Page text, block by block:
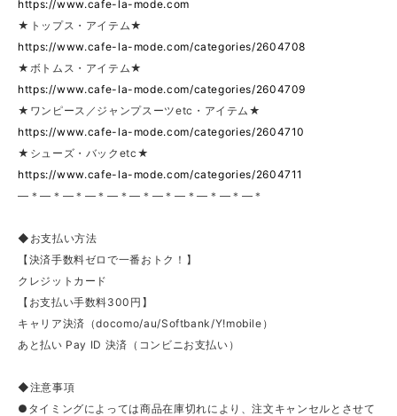
https://www.cafe-la-mode.com
★トップス・アイテム★
https://www.cafe-la-mode.com/categories/2604708
★ボトムス・アイテム★
https://www.cafe-la-mode.com/categories/2604709
★ワンピース／ジャンプスーツetc・アイテム★
https://www.cafe-la-mode.com/categories/2604710
★シューズ・バックetc★
https://www.cafe-la-mode.com/categories/2604711
—＊—＊—＊—＊—＊—＊—＊—＊—＊—＊—＊
◆お支払い方法
【決済手数料ゼロで一番おトク！】
クレジットカード
【お支払い手数料300円】
キャリア決済（docomo/au/Softbank/Y!mobile）
あと払い Pay ID 決済（コンビニお支払い）
◆注意事項
●タイミングによっては商品在庫切れにより、注文キャンセルとさせて